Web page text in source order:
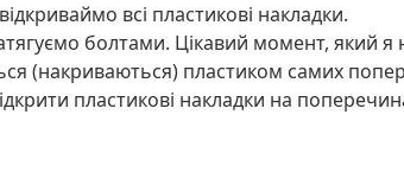
всі пластикові накладки.
болтами. Цікавий момент, який
(накриваються) пластиком самих
пластикові накладки на